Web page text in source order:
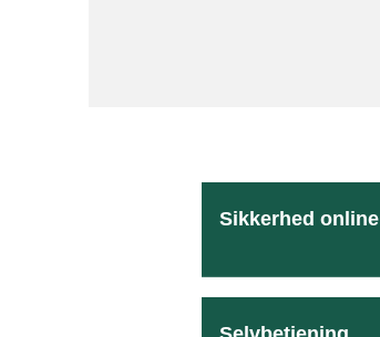
Sikkerhed online